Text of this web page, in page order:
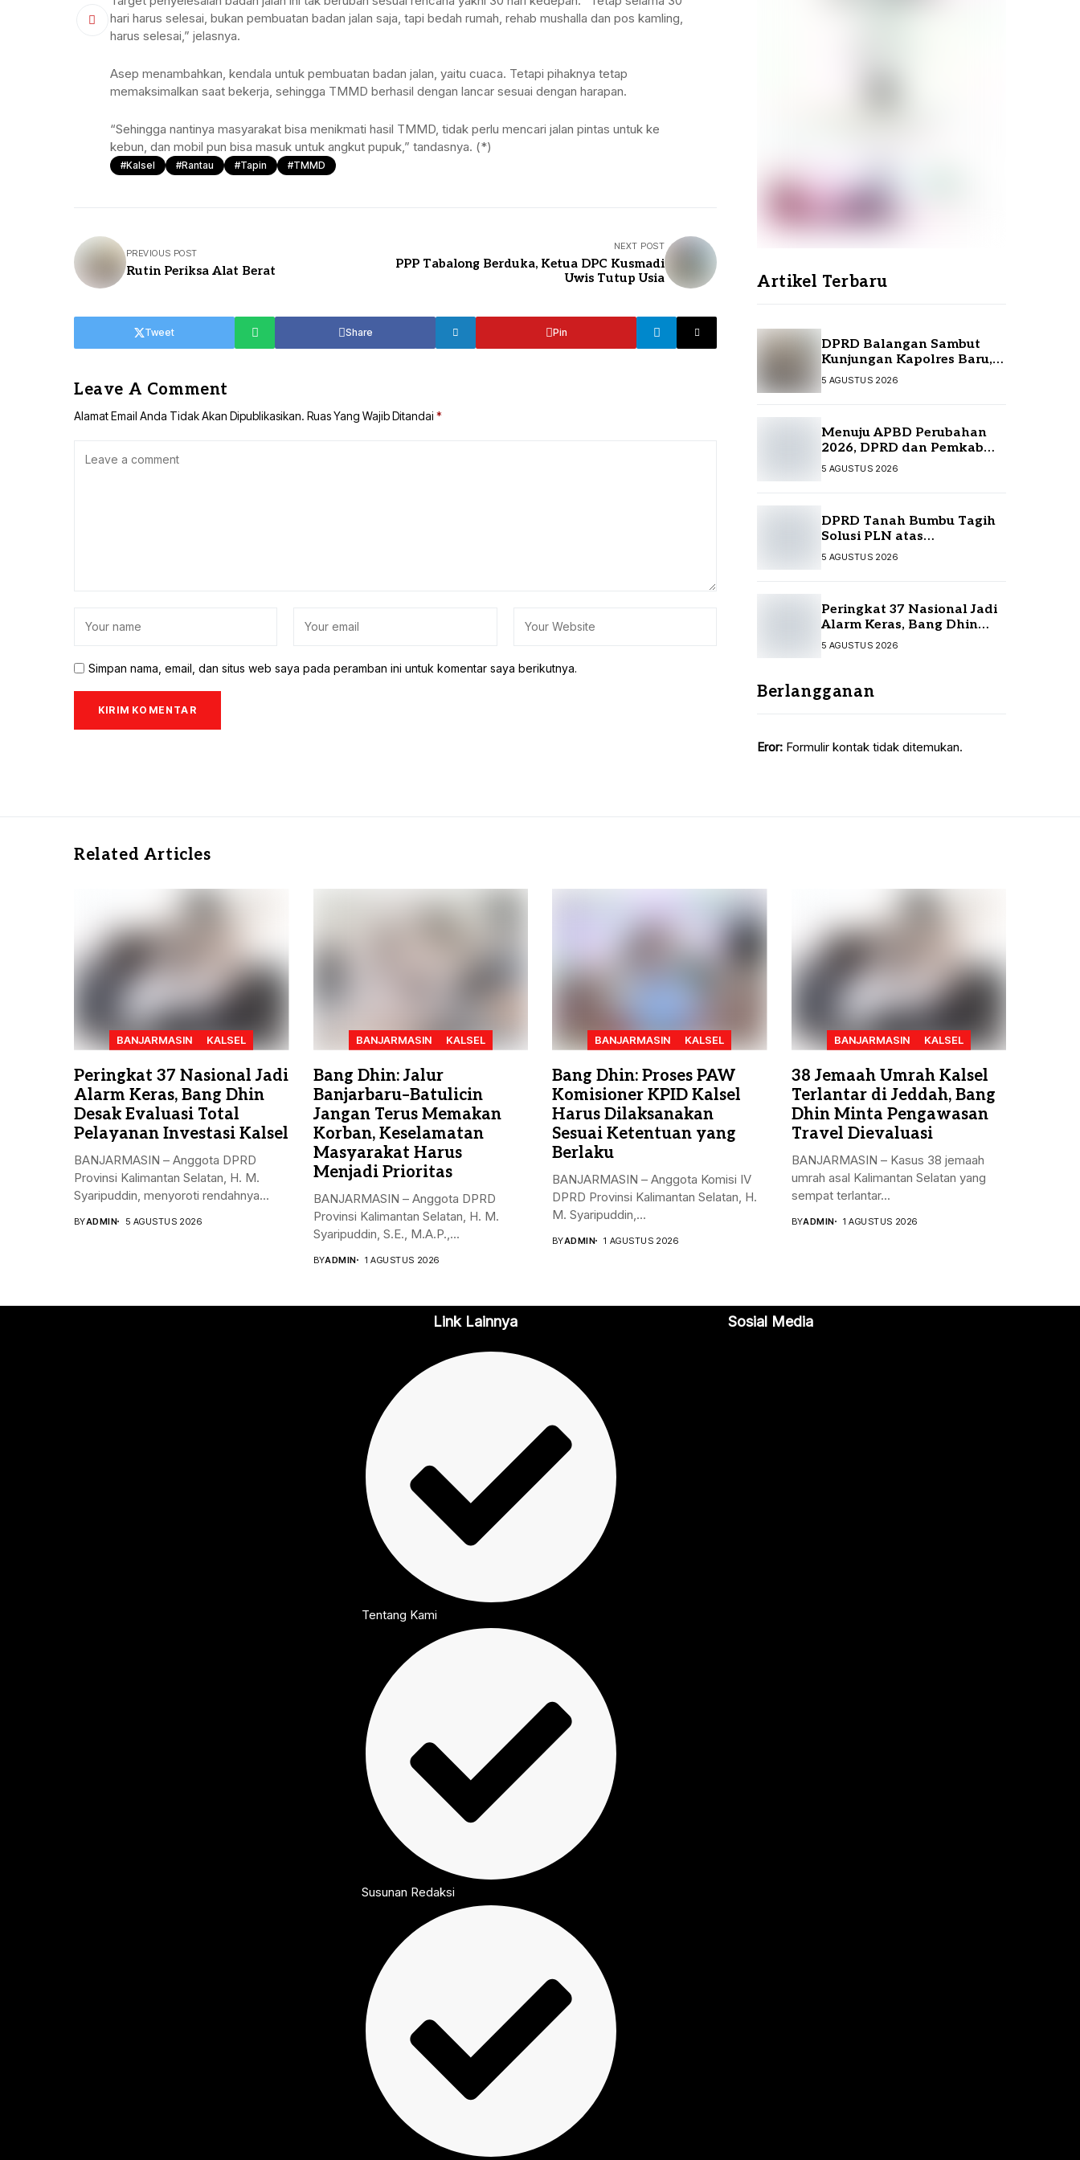
TANAH BUMBU
TABALONG
KOTABARU
TABALONG
KOTABARU
hari harus selesai, bukan pembuatan badan jalan saja, tapi bedah rumah, rehab mushalla dan pos kamling,
harus selesai,” jelasnya.
Asep menambahkan, kendala untuk pembuatan badan jalan, yaitu cuaca. Tetapi pihaknya tetap
memaksimalkan saat bekerja, sehingga TMMD berhasil dengan lancar sesuai dengan harapan.
“Sehingga nantinya masyarakat bisa menikmati hasil TMMD, tidak perlu mencari jalan pintas untuk ke
kebun, dan mobil pun bisa masuk untuk angkut pupuk,” tandasnya. (*)
#Kalsel #Rantau #Tapin #TMMD
PREVIOUS POST
Rutin Periksa Alat Berat
NEXT POST
PPP Tabalong Berduka, Ketua DPC Kusmadi
Uwis Tutup Usia
Share
Tweet Pin
Leave A Comment
Alamat Email Anda Tidak Akan Dipublikasikan. Ruas Yang Wajib Ditandai *
Simpan nama, email, dan situs web saya pada peramban ini untuk komentar saya berikutnya.
Artikel Terbaru
DPRD Balangan Sambut
Kunjungan Kapolres Baru,
Perkuat Sinergi
5 AGUSTUS 2026
Menuju APBD Perubahan
2026, DPRD dan Pemkab
Tanah Bumbu Resmi
5 AGUSTUS 2026
DPRD Tanah Bumbu Tagih
Solusi PLN atas
Pemadaman Listrik,
5 AGUSTUS 2026
Peringkat 37 Nasional Jadi
Alarm Keras, Bang Dhin
Desak Evaluasi Total
5 AGUSTUS 2026
Berlangganan
Eror: Formulir kontak tidak ditemukan.
Related Articles
BANJARMASIN KALSEL
Peringkat 37 Nasional Jadi
Alarm Keras, Bang Dhin
Desak Evaluasi Total
Pelayanan Investasi Kalsel
BANJARMASIN – Anggota DPRD
Provinsi Kalimantan Selatan, H. M.
Syaripuddin, menyoroti rendahnya...
BYADMIN 5 AGUSTUS 2026
BANJARMASIN KALSEL
Bang Dhin: Jalur
Banjarbaru–Batulicin
Jangan Terus Memakan
Korban, Keselamatan
Masyarakat Harus
Menjadi Prioritas
BANJARMASIN – Anggota DPRD
Provinsi Kalimantan Selatan, H. M.
Syaripuddin, S.E., M.A.P.,...
BYADMIN 1 AGUSTUS 2026
BANJARMASIN KALSEL
Bang Dhin: Proses PAW
Komisioner KPID Kalsel
Harus Dilaksanakan
Sesuai Ketentuan yang
Berlaku
BANJARMASIN – Anggota Komisi IV
DPRD Provinsi Kalimantan Selatan, H.
M. Syaripuddin,...
BYADMIN 1 AGUSTUS 2026
BANJARMASIN KALSEL
38 Jemaah Umrah Kalsel
Terlantar di Jeddah, Bang
Dhin Minta Pengawasan
Travel Dievaluasi
BANJARMASIN – Kasus 38 jemaah
umrah asal Kalimantan Selatan yang
sempat terlantar...
BYADMIN 1 AGUSTUS 2026
Link Lainnya
Tentang Kami
Susunan Redaksi
Sosial Media